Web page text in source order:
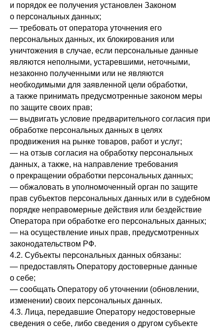
и порядок ее получения установлен Законом
о персональных данных;
— требовать от оператора уточнения его
персональных данных, их блокирования или
уничтожения в случае, если персональные данные
являются неполными, устаревшими, неточными,
незаконно полученными или не являются
необходимыми для заявленной цели обработки,
а также принимать предусмотренные законом меры
по защите своих прав;
— выдвигать условие предварительного согласия при
обработке персональных данных в целях
продвижения на рынке товаров, работ и услуг;
— на отзыв согласия на обработку персональных
данных, а также, на направление требования
о прекращении обработки персональных данных;
— обжаловать в уполномоченный орган по защите
прав субъектов персональных данных или в судебном
порядке неправомерные действия или бездействие
Оператора при обработке его персональных данных;
— на осуществление иных прав, предусмотренных
законодательством РФ.
4.2. Субъекты персональных данных обязаны:
— предоставлять Оператору достоверные данные
о себе;
— сообщать Оператору об уточнении (обновлении,
изменении) своих персональных данных.
4.3. Лица, передавшие Оператору недостоверные
сведения о себе, либо сведения о другом субъекте